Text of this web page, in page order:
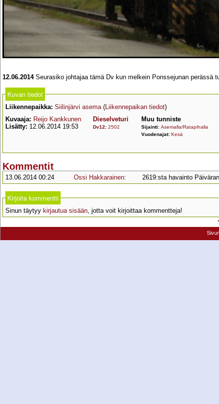
12.06.2014Seurasiko johtajaa tämä Dv kun melkein Ponssejunan perässä
Kuvan tiedot
Liikennepaikka: Siilinjärvi asema(Liikennepaikan tiedot)
Kuvaaja: Reijo Kankkunen
Lisätty: 12.06.2014 19:53
Dieselveturi
Dv12: 2502
Muu tunniste
Sijainti: Asemalla/Ratapihalla
Vuodenajat: Kesä
Kommentit
13.06.2014 00:24 Ossi Hakkarainen: 2619:sta havainto
Kirjoita kommentti
Sinun täytyy kirjautua sisään, jotta voit kirjoittaa kommentteja!